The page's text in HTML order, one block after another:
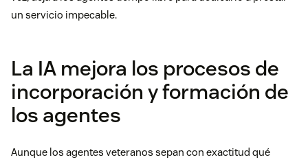
un servicio impecable.
La IA mejora los procesos de
incorporación y formación de
los agentes
Aunque los agentes veteranos sepan con exactitud qué